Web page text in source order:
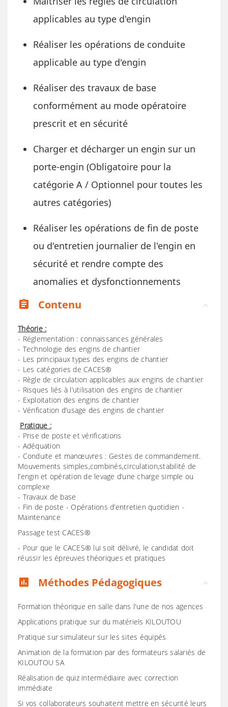
applicables au type d'engin
Réaliser les opérations de conduite
applicable au type d'engin
Réaliser des travaux de base
conformément au mode opératoire
prescrit et en sécurité
Charger et décharger un engin sur un
porte-engin (Obligatoire pour la
catégorie A / Optionnel pour toutes les
autres catégories)
Réaliser les opérations de fin de poste
ou d'entretien journalier de l'engin en
sécurité et rendre compte des
anomalies et dysfonctionnements
assignment
Contenu
Théorie :
- Réglementation : connaissances générales
- Technologie des engins de chantier
- Les principaux types des engins de chantier
- Les catégories de CACES®
- Règle de circulation applicables aux engins de chantier
- Risques liés à l’utilisation des engins de chantier
- Exploitation des engins de chantier
- Vérification d’usage des engins de chantier
Pratique :
- Prise de poste et vérifications
- Adéquation
- Conduite et manœuvres : Gestes de commandement.
Mouvements simples,combinés,circulation,stabilité de
l’engin et opération de levage d’une charge simple ou
complexe
- Travaux de base
- Fin de poste - Opérations d’entretien quotidien -
Maintenance
Passage test CACES®
- Pour que le CACES® lui soit délivré, le candidat doit
réussir les épreuves théoriques et pratiques
assessment Méthodes Pédagogiques
Formation théorique en salle dans l'une de nos agences
Applications pratique sur du matériels KILOUTOU
Pratique sur simulateur sur les sites équipés
Animation de la formation par des formateurs salariés de
KILOUTOU SA
Réalisation de quiz intermédiaire avec correction
immédiate
Si vos collaborateurs souhaitent mettre en sécurité leurs